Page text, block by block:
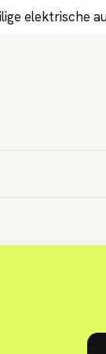
elektrische